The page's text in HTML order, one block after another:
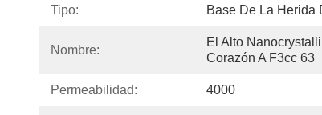
Tipo: Base De La Herida
Nombre:
El Alto
Corazón A F3cc 63
Permeabilidad: 4000